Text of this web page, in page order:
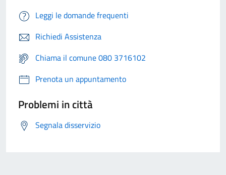
Leggi le domande frequenti
Richiedi Assistenza
Chiama il comune 080 3716102
Prenota un appuntamento
Problemi in città
Segnala disservizio